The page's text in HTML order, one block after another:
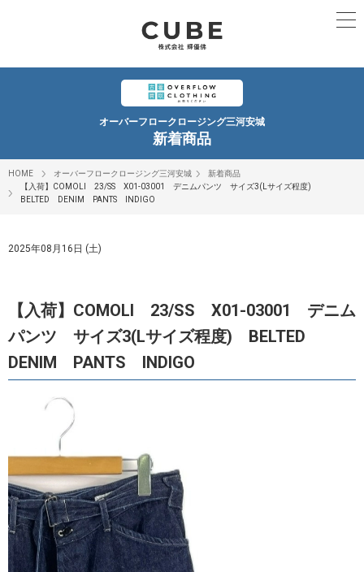
オーバーフロークロージング三河安城
新着商品
HOME オーバーフロークロージング三河安城
新着商品
【入荷】COMOLI 23/SS X01-03001 デニムパンツ サイズ3(Lサイズ程度)
BELTED DENIM PANTS INDIGO
2025年08月16日 (土)
【入荷】COMOLI 23/SS X01-03001 デニム
パンツ サイズ3(Lサイズ程度) BELTED
DENIM PANTS INDIGO